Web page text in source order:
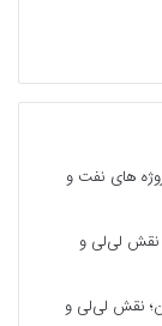
های نفت و
نقش لی‌لی و
نقش لی‌لی و